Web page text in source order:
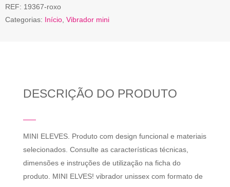
REF: 19367-roxo
Categorias: Início Vibrador mini
DESCRIÇÃO DO PRODUTO
MINI ELEVES. Produto com design funcional e materiais
selecionados. Consulte as características técnicas,
dimensões e instruções de utilização na ficha do
produto. MINI ELVES! vibrador unissex com formato de